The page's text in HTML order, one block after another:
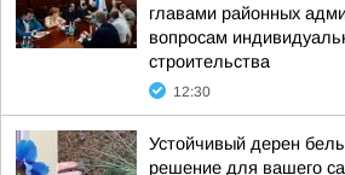
главами районных
вопросам
строительства
12:30
Устойчивый дерен
решение для вашего